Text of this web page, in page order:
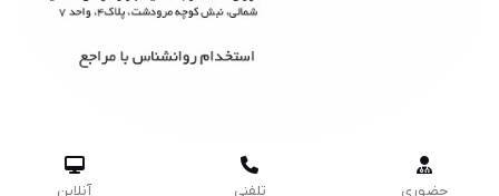

حضوری

تلفنی

آنلاین